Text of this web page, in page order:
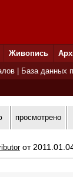
Живопись
База данных
просмотрено
от